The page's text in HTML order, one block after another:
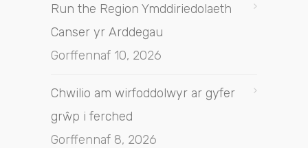
Run the Region Ymddiriedolaeth
Canser yr Arddegau
Gorffennaf 10, 2026
Chwilio am wirfoddolwyr ar gyfer
grŵp i ferched
Gorffennaf 8, 2026